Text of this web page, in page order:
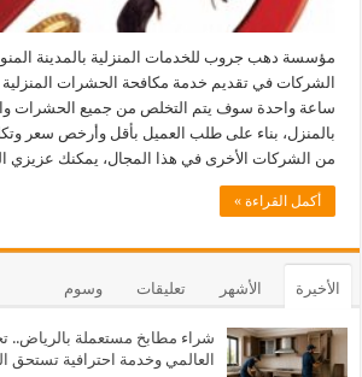
مؤسسة دهب جروب للخدمات المنزلية بالمدينة
الشركات في تقديم خدمة مكافحة الحشرات المنزلية
ساعة واحدة سوف يتم التخلص من جميع الحشرات
بالمنزل، بناء على طلب العميل بأقل وأرخص سعر
من الشركات الأخرى في هذا المجال، يمكنك عزيزي
أكمل القراءة »
الأخيرة الأشهر تعليقات وسوم
شراء مطابخ مستعملة بالرياض..
العالمي وخدمة احترافية تستحق